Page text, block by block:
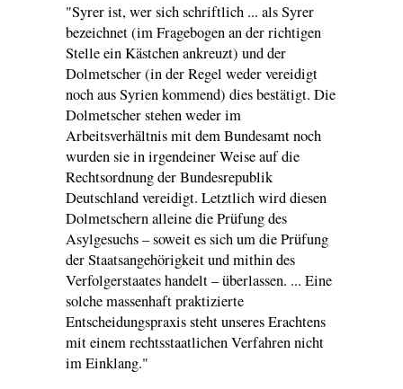
"Syrer ist, wer sich schriftlich ... als Syrer
bezeichnet (im Fragebogen an der richtigen
Stelle ein Kästchen ankreuzt) und der
Dolmetscher (in der Regel weder vereidigt
noch aus Syrien kommend) dies bestätigt. Die
Dolmetscher stehen weder im
Arbeitsverhältnis mit dem Bundesamt noch
wurden sie in irgendeiner Weise auf die
Rechtsordnung der Bundesrepublik
Deutschland vereidigt. Letztlich wird diesen
Dolmetschern alleine die Prüfung des
Asylgesuchs – soweit es sich um die Prüfung
der Staatsangehörigkeit und mithin des
Verfolgerstaates handelt – überlassen. ... Eine
solche massenhaft praktizierte
Entscheidungspraxis steht unseres Erachtens
mit einem rechtsstaatlichen Verfahren nicht
im Einklang."